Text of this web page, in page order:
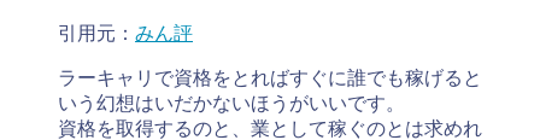
引用元： みん評
ラーキャリで資格をとればすぐに誰でも稼げると
いう幻想はいだかないほうがいいです。
資格を取得するのと、業として稼ぐのとは求めれ